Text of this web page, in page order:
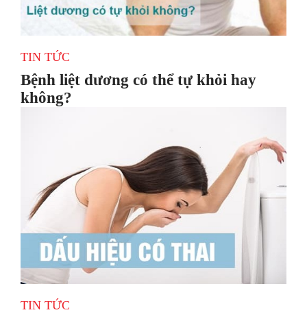
TIN TỨC
Bệnh liệt dương có thể tự khỏi hay
không?
TIN TỨC